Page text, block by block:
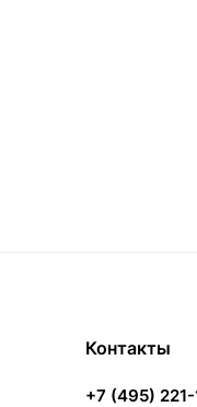
Контакты
+7 (495)